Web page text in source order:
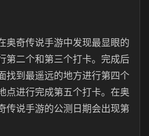
奥奇传说手游中发现最显眼的
第二个和第三个打卡。完成后
找到最遥远的地方进行第四个
点进行完成第五个打卡。在奥
传说手游的公测日期会出现第